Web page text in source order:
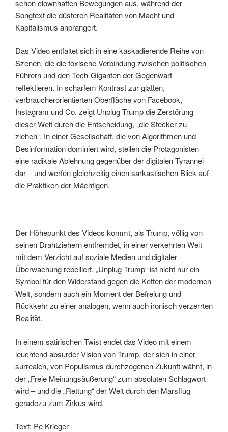
schon clownhaften Bewegungen aus, während der
Songtext die düsteren Realitäten von Macht und
Kapitalismus anprangert.
Das Video entfaltet sich in eine kaskadierende Reihe von
Szenen, die die toxische Verbindung zwischen politischen
Führern und den Tech-Giganten der Gegenwart
reflektieren. In scharfem Kontrast zur glatten,
verbraucherorientierten Oberfläche von Facebook,
Instagram und Co. zeigt Unplug Trump die Zerstörung
dieser Welt durch die Entscheidung, „die Stecker zu
ziehen“. In einer Gesellschaft, die von Algorithmen und
Desinformation dominiert wird, stellen die Protagonisten
eine radikale Ablehnung gegenüber der digitalen Tyrannei
dar – und werfen gleichzeitig einen sarkastischen Blick auf
die Praktiken der Mächtigen.
Der Höhepunkt des Videos kommt, als Trump, völlig von
seinen Drahtziehern entfremdet, in einer verkehrten Welt
mit dem Verzicht auf soziale Medien und digitaler
Überwachung rebelliert. „Unplug Trump“ ist nicht nur ein
Symbol für den Widerstand gegen die Ketten der modernen
Welt, sondern auch ein Moment der Befreiung und
Rückkehr zu einer analogen, wenn auch ironisch verzerrten
Realität.
In einem satirischen Twist endet das Video mit einem
leuchtend absurder Vision von Trump, der sich in einer
surrealen, von Populismus durchzogenen Zukunft wähnt, in
der „Freie Meinungsäußerung“ zum absoluten Schlagwort
wird – und die „Rettung“ der Welt durch den Marsflug
geradezu zum Zirkus wird.
Text: Pe Krieger